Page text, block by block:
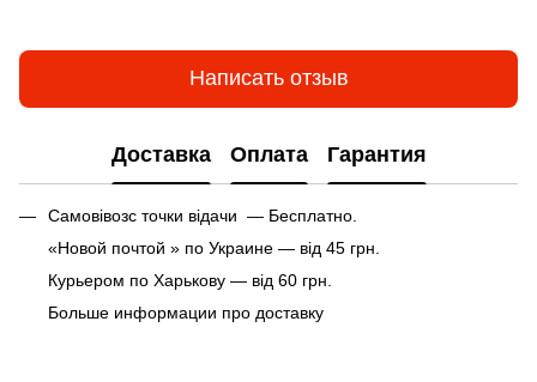
Написать отзыв
Доставка Оплата Гарантия
Самовівозс точки відачи — Бесплатно.
«Новой почтой » по Украине — від 45 грн.
Курьером по Харькову — від 60 грн.
Больше информации про доставку